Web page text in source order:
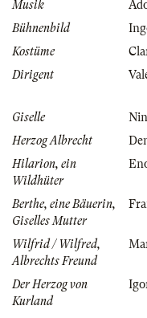
Musik
Bühnenbild
Kostüme
Dirigent
Giselle
Herzog Albrecht
Hilarion, ein
Wildhüter
Berthe, eine Bäuerin,
Giselles Mutter
Wilfrid / Wilfred,
Albrechts Freund
Der Herzog von
Kurland